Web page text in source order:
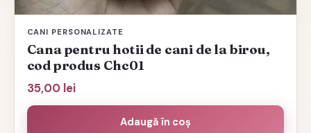
CANI PERSONALIZATE
Cana pentru hotii de cani de la birou,
cod produs Chc01
35,00 lei
Adaugă în coș